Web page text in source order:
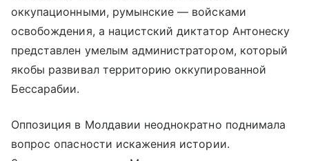
оккупационными, румынские — войсками
освобождения, а нацистский диктатор Антонеску
представлен умелым администратором, который
якобы развивал территорию оккупированной
Бессарабии.
Оппозиция в Молдавии неоднократно поднимала
вопрос опасности искажения истории.